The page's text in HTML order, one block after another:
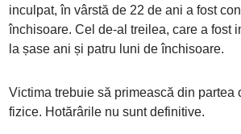
inculpat, în vârstă de 22 de ani a fost
închisoare. Cel de-al treilea, care a fost
la șase ani și patru luni de închisoare.
Victima trebuie să primească din partea
fizice. Hotărârile nu sunt definitive.